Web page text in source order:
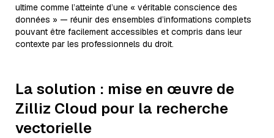
ultime comme l’atteinte d’une « véritable conscience des
données » — réunir des ensembles d’informations complets
pouvant être facilement accessibles et compris dans leur
contexte par les professionnels du droit.
La solution : mise en œuvre de
Zilliz Cloud pour la recherche
vectorielle